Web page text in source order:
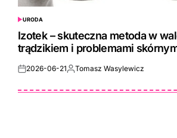
POSTED
IN
URODA
Izotek – skuteczna metoda w
trądzikiem i problemami
Posted
2026-06-21Posted
Tomasz Wasylewicz